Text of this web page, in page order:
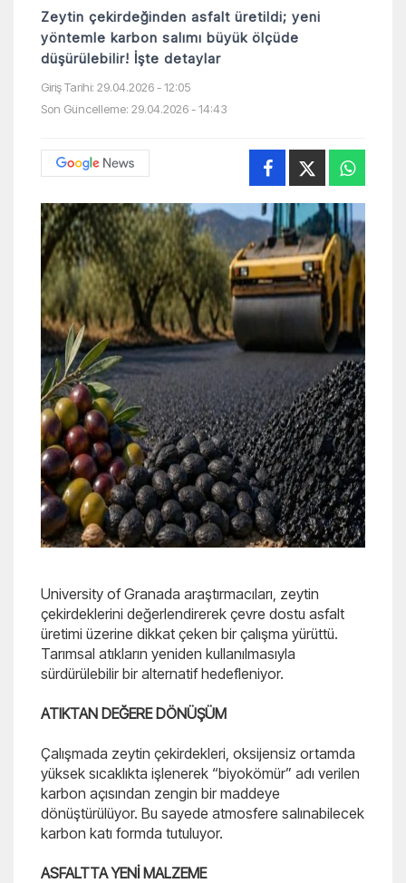
Zeytin çekirdeğinden asfalt üretildi; yeni
yöntemle karbon salımı büyük ölçüde
düşürülebilir! İşte detaylar
Giriş Tarihi: 29.04.2026 - 12:05
Son Güncelleme: 29.04.2026 - 14:43
University of Granada araştırmacıları, zeytin
çekirdeklerini değerlendirerek çevre dostu asfalt
üretimi üzerine dikkat çeken bir çalışma yürüttü.
Tarımsal atıkların yeniden kullanılmasıyla
sürdürülebilir bir alternatif hedefleniyor.
ATIKTAN DEĞERE DÖNÜŞÜM
Çalışmada zeytin çekirdekleri, oksijensiz ortamda
yüksek sıcaklıkta işlenerek “biyokömür” adı verilen
karbon açısından zengin bir maddeye
dönüştürülüyor. Bu sayede atmosfere salınabilecek
karbon katı formda tutuluyor.
ASFALTTA YENİ MALZEME